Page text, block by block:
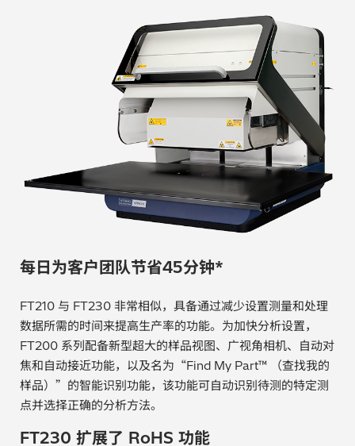
贵金属 / 珠宝饰品
QA/QC (质量保证 / 质量控制)
合规性筛选 (RoHS/wee/ELV)
废金属回收
聚合物和塑料
制药
食品
电池
汽车
每日为客户团队节省45分钟*
FT210 与 FT230 非常相似，具备通过减少设置测量和处理
数据所需的时间来提高生产率的功能。为加快分析设置，
FT200 系列配备新型超大的样品视图、广视角相机、自动对
焦和自动接近功能，以及名为“Find My Part™ （查找我的
样品）”的智能识别功能，该功能可自动识别待测的特定测
点并选择正确的分析方法。
FT230 扩展了 RoHS 功能